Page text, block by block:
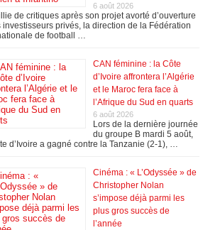
6 août 2026
de critiques après son projet avorté d’ouverture
investisseurs privés, la direction de la Fédération
de football …
CAN féminine : la Côte
d’Ivoire affrontera l’Algérie
et le Maroc fera face à
l’Afrique du Sud en quarts
6 août 2026
Lors de la dernière journée
du groupe B mardi 5 août,
d’Ivoire a gagné contre la Tanzanie (2-1), …
Cinéma : « L’Odyssée » de
Christopher Nolan
s’impose déjà parmi les
plus gros succès de
l’année